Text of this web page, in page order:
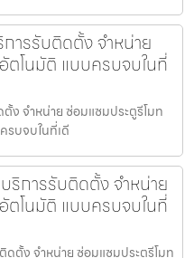
ารรับติดตั้ง จำหน่าย
ตโนมัติ แบบครบจบในที่
ง จำหน่าย ซ่อมแซมประตูรีโมท
รบจบในที่เดี
ริการรับติดตั้ง จำหน่าย
ตโนมัติ แบบครบจบในที่
ตั้ง จำหน่าย ซ่อมแซมประตูรีโมท